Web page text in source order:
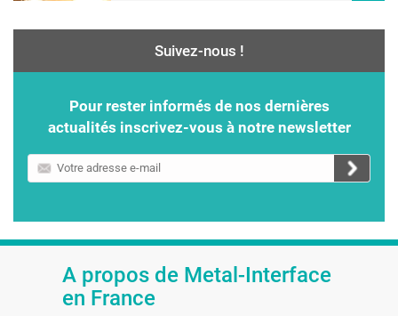
Suivez-nous !
Pour rester informés de nos dernières
actualités inscrivez-vous à notre newsletter
Votre
adresse
A propos de Metal-Interface
en France